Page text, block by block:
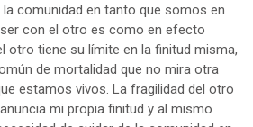
comunidad en tanto que somos en
con el otro es como en efecto
otro tiene su límite en la finitud misma,
de mortalidad que no mira otra
estamos vivos. La fragilidad del otro
mi propia finitud y al mismo